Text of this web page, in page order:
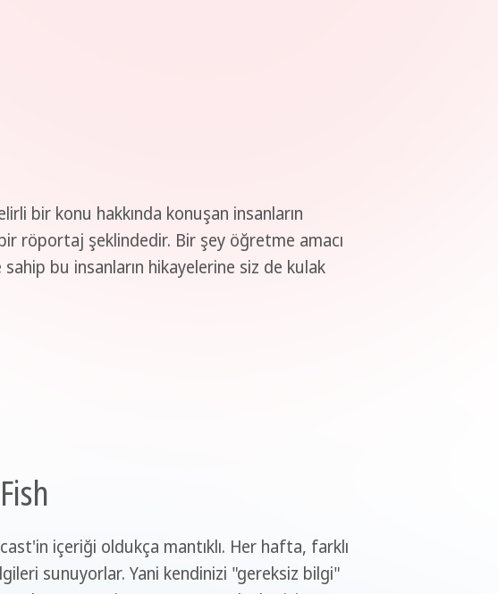
bir konu hakkında konuşan insanların
röportaj şeklindedir. Bir şey öğretme amacı
bu insanların hikayelerine siz de kulak
içeriği oldukça mantıklı. Her hafta, farklı
sunuyorlar. Yani kendinizi "gereksiz bilgi"